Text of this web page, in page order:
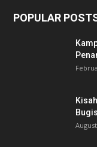
POPULAR